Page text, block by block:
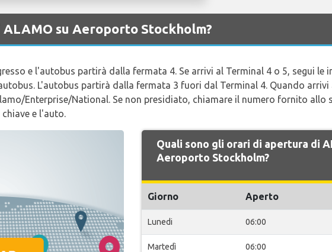
su Aeroporto Stockholm?
e l'autobus partirà dalla fermata 4. Se arrivi al Terminal 4 o 5, segui le
L'autobus partirà dalla fermata 3 fuori dal Terminal 4. Quando arrivi
Enterprise/National. Se non presidiato, chiamare il numero fornito allo
e l'auto.
Quali sono gli orari di apertura di
Aeroporto Stockholm?
Giorno Aperto
Lunedi 06:00
Martedì 06:00